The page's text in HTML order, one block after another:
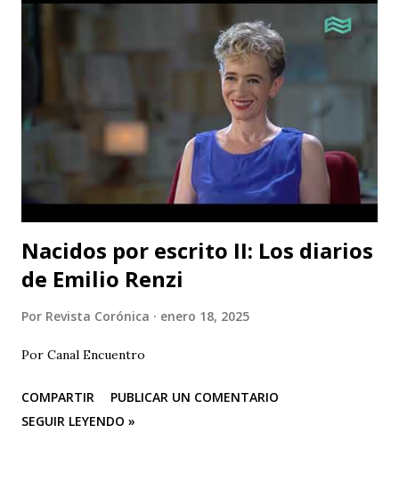
Nacidos por escrito II: Los diarios
de Emilio Renzi
Por Revista Corónica enero 18, 2025
Por Canal Encuentro
COMPARTIR
PUBLICAR UN COMENTARIO
SEGUIR LEYENDO »